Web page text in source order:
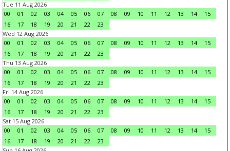
Tue 11 Aug 2026
00
01 02 03 04 05 06 07 08 09 10 11 12 13 14
15
16
17 18 19 20 21 22
23
Wed 12 Aug 2026
00
01 02 03 04 05 06 07 08 09 10 11 12 13 14
15
16
17 18 19 20 21 22
23
Thu 13 Aug 2026
00
01 02 03 04 05 06 07 08 09 10 11 12 13 14
15
16
17 18 19 20 21 22
23
Fri 14 Aug 2026
00
01 02 03 04 05 06 07 08 09 10 11 12 13 14
15
16
17 18 19 20 21 22
23
Sat 15 Aug 2026
00
01 02 03 04 05 06 07 08 09 10 11 12 13 14
15
16
17 18 19 20 21 22
23